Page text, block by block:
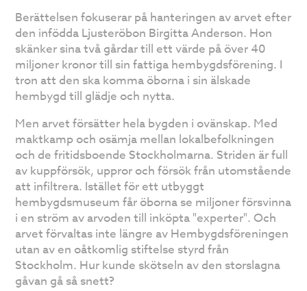
Berättelsen fokuserar på hanteringen av arvet efter
den infödda Ljusteröbon Birgitta Anderson. Hon
skänker sina två gårdar till ett värde på över 40
miljoner kronor till sin fattiga hembygdsförening. I
tron att den ska komma öborna i sin älskade
hembygd till glädje och nytta.
Men arvet försätter hela bygden i ovänskap. Med
maktkamp och osämja mellan lokalbefolkningen
och de fritidsboende Stockholmarna. Striden är full
av kuppförsök, uppror och försök från utomstående
att infiltrera. Istället för ett utbyggt
hembygdsmuseum får öborna se miljoner försvinna
i en ström av arvoden till inköpta "experter". Och
arvet förvaltas inte längre av Hembygdsföreningen
utan av en oåtkomlig stiftelse styrd från
Stockholm. Hur kunde skötseln av den storslagna
gåvan gå så snett?